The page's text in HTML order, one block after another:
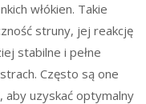
włókien. Takie
struny, jej reakcję
stabilne i pełne
Często są one
aby uzyskać optymalny